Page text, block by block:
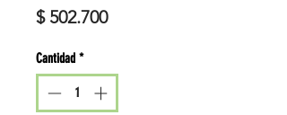
$ 502.700Precio
Cantidad *